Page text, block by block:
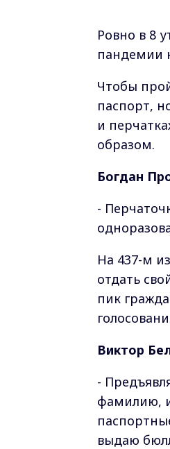
Ровно в 8
пандемии
Чтобы
паспорт,
и
образом.
Богдан
-
На 437-м
отдать
пик
Виктор
-
фамилию,
выдаю